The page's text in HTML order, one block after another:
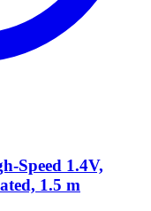
Speed 1.4V,
1.5 m